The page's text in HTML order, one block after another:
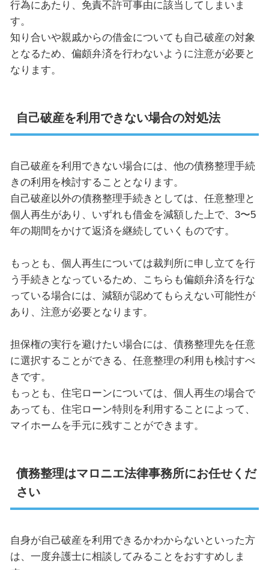
行為にあたり、免責不許可事由に該当してしまいま
す。
知り合いや親戚からの借金についても自己破産の対象
となるため、偏頗弁済を行わないように注意が必要と
なります。
自己破産を利用できない場合の対処法
自己破産を利用できない場合には、他の債務整理手続
きの利用を検討することとなります。
自己破産以外の債務整理手続きとしては、任意整理と
個人再生があり、いずれも借金を減額した上で、 3〜5
年の期間をかけて返済を継続していくものです。
もっとも、個人再生については裁判所に申し立てを行
う手続きとなっているため、こちらも偏頗弁済を行な
っている場合には、減額が認めてもらえない可能性が
あり、注意が必要となります。
担保権の実行を避けたい場合には、債務整理先を任意
に選択することができる、任意整理の利用も検討すべ
きです。
もっとも、住宅ローンについては、個人再生の場合で
あっても、住宅ローン特則を利用することによって、
マイホームを手元に残すことができます。
債務整理はマロニエ法律事務所にお任せくだ
さい
自身が自己破産を利用できるかわからないといった方
は、一度弁護士に相談してみることをおすすめしま